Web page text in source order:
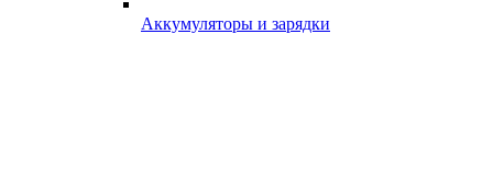
Аккумуляторы и зарядки